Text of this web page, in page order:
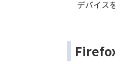
デバイス